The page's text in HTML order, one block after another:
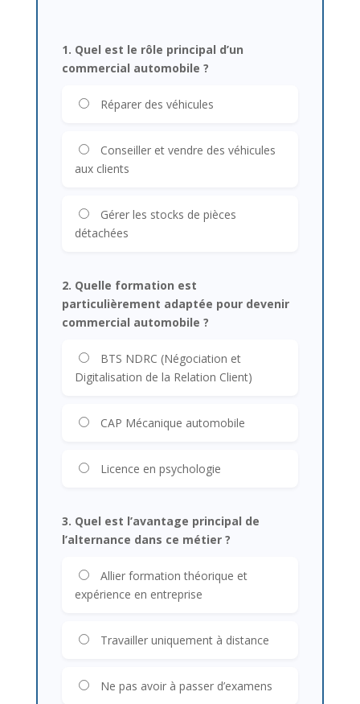
1. Quel est le rôle principal d’un
commercial automobile ?
Réparer des véhicules
Conseiller et vendre des véhicules
aux clients
Gérer les stocks de pièces
détachées
2. Quelle formation est
particulièrement adaptée pour devenir
commercial automobile ?
BTS NDRC (Négociation et
Digitalisation de la Relation Client)
CAP Mécanique automobile
Licence en psychologie
3. Quel est l’avantage principal de
l’alternance dans ce métier ?
Allier formation théorique et
expérience en entreprise
Travailler uniquement à distance
Ne pas avoir à passer d’examens